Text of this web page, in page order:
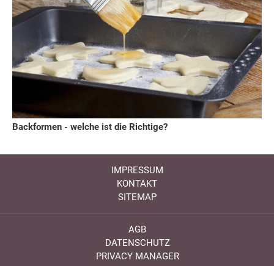
Backformen - welche ist die Richtige?
IMPRESSUM
KONTAKT
SITEMAP
AGB
DATENSCHUTZ
PRIVACY MANAGER